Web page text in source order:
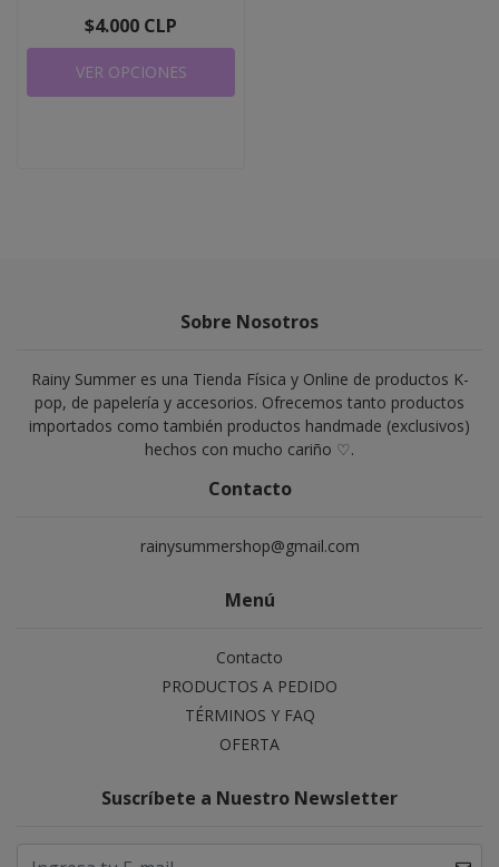
$4.000 CLP
VER OPCIONES
Sobre Nosotros
Rainy Summer es una Tienda Física y Online de productos K-
pop, de papelería y accesorios. Ofrecemos tanto productos
importados como también productos handmade (exclusivos)
hechos con mucho cariño ♡.
Contacto
rainysummershop@gmail.com
Menú
Contacto
PRODUCTOS A PEDIDO
TÉRMINOS Y FAQ
OFERTA
Suscríbete a Nuestro Newsletter